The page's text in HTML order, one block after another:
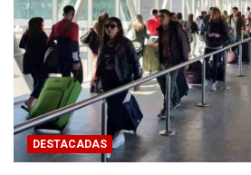
DESTACADAS